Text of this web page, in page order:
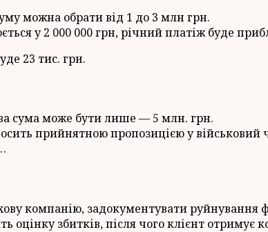
можна обрати від 1 до 3 млн грн.
у 2 000 000 грн, річний платіж буде
23 тис. грн.
сума може бути лише — 5 млн. грн.
прийнятною пропозицією у військовий
компанію, задокументувати
оцінку збитків, після чого клієнт